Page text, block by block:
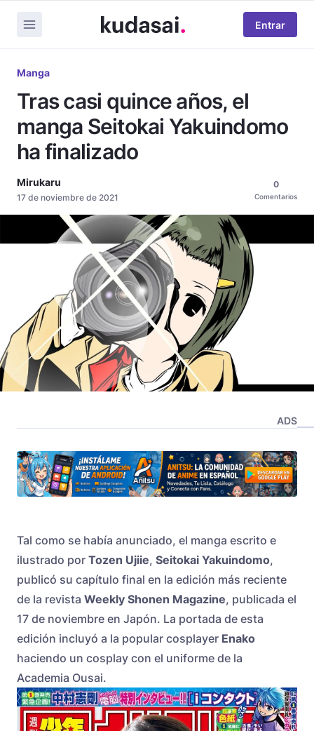
Entrar
Manga
Tras casi quince años, el
manga Seitokai Yakuindomo
ha finalizado
Mirukaru
17 de noviembre de 2021
0
Comentarios
ADS
Tal como se había anunciado, el manga escrito e
ilustrado por Tozen Ujiie, Seitokai Yakuindomo,
publicó su capítulo final en la edición más reciente
de la revista Weekly Shonen Magazine, publicada el
17 de noviembre en Japón. La portada de esta
edición incluyó a la popular cosplayer Enako
haciendo un cosplay con el uniforme de la
Academia Ousai.